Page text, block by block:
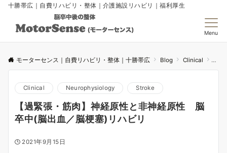
十勝帯広｜自費リハビリ・整体｜介護施設リハビリ｜福利厚生
Menu
モーターセンス｜自費リハビリ・整体｜十勝帯広 Blog Clinical 【過
Clinical Neurophysiology Stroke
【過緊張・筋肉】神経原性と非神経原性 脳
卒中(脳出血／脳梗塞)リハビリ
2021年9月15日